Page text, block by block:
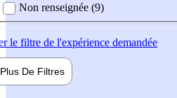
Non renseignée (9)
le filtre de l'expérience demandée
Plus De Filtres